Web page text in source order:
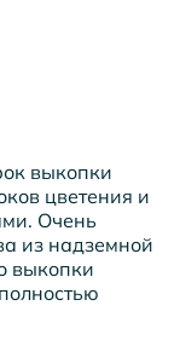
выкопки
цветения и
Очень
из надземной
выкопки